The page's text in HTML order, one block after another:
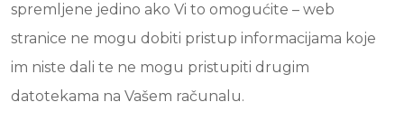
spremljene jedino ako Vi to omogućite – web
stranice ne mogu dobiti pristup informacijama koje
im niste dali te ne mogu pristupiti drugim
datotekama na Vašem računalu.